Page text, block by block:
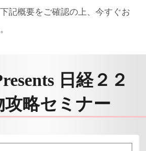
記概要をご確認の上、今すぐお
日経２２
攻略セミナー